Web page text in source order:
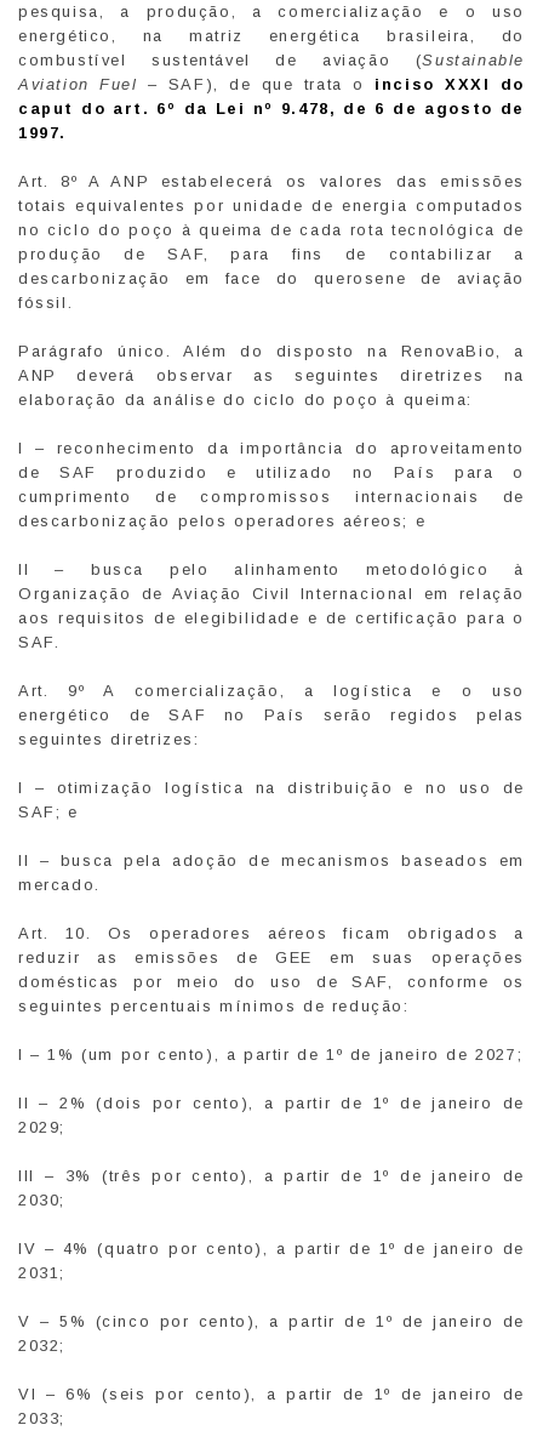
pesquisa, a produção, a comercialização e o uso
energético, na matriz energética brasileira, do
combustível sustentável de aviação (Sustainable
Aviation Fuel
– SAF), de que trata o inciso XXXI do
caput do art. 6º da Lei nº 9.478, de 6 de agosto de
1997.
Art. 8º A ANP estabelecerá os valores das emissões
totais equivalentes por unidade de energia computados
no ciclo do poço à queima de cada rota tecnológica de
produção de SAF, para fins de contabilizar a
descarbonização em face do querosene de aviação
fóssil.
Parágrafo único. Além do disposto na RenovaBio, a
ANP deverá observar as seguintes diretrizes na
elaboração da análise do ciclo do poço à queima:
I – reconhecimento da importância do aproveitamento
de SAF produzido e utilizado no País para o
cumprimento de compromissos internacionais de
descarbonização pelos operadores aéreos; e
II – busca pelo alinhamento metodológico à
Organização de Aviação Civil Internacional em relação
aos requisitos de elegibilidade e de certificação para o
SAF.
Art. 9º A comercialização, a logística e o uso
energético de SAF no País serão regidos pelas
seguintes diretrizes:
I – otimização logística na distribuição e no uso de
SAF; e
II – busca pela adoção de mecanismos baseados em
mercado.
Art. 10. Os operadores aéreos ficam obrigados a
reduzir as emissões de GEE em suas operações
domésticas por meio do uso de SAF, conforme os
seguintes percentuais mínimos de redução:
I – 1% (um por cento), a partir de 1º de janeiro de 2027;
II – 2% (dois por cento), a partir de 1º de janeiro de
2029;
III – 3% (três por cento), a partir de 1º de janeiro de
2030;
IV – 4% (quatro por cento), a partir de 1º de janeiro de
2031;
V – 5% (cinco por cento), a partir de 1º de janeiro de
2032;
VI – 6% (seis por cento), a partir de 1º de janeiro de
2033;